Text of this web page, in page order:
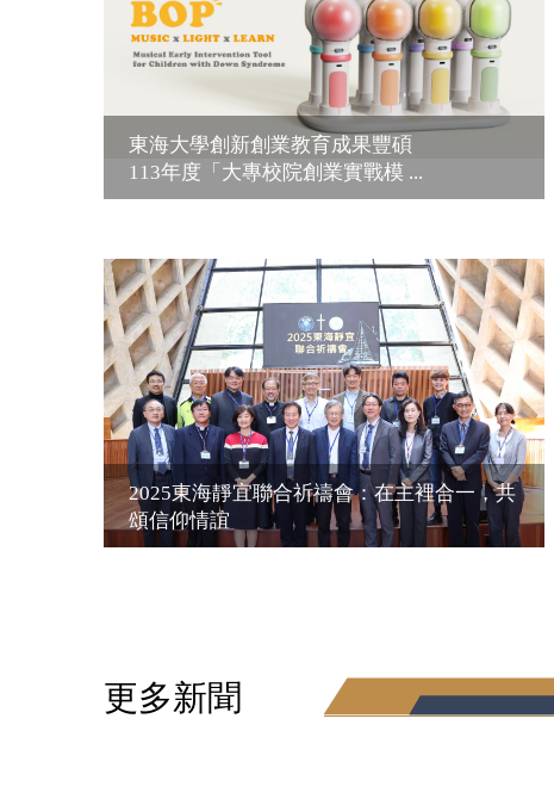
東海大學創新創業教育成果豐碩
113年度「大專校院創業實戰模 ...
2025東海靜宜聯合祈禱會：在主裡合一，共
頌信仰情誼
更多新聞